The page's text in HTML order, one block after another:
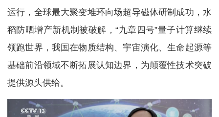
运行，全球最大聚变堆环向场超导磁体研制成功，水
稻防晒增产新机制被破解，“九章四号”量子计算继续
领跑世界，我国在物质结构、宇宙演化、生命起源等
基础前沿领域不断拓展认知边界，为颠覆性技术突破
提供源头供给。